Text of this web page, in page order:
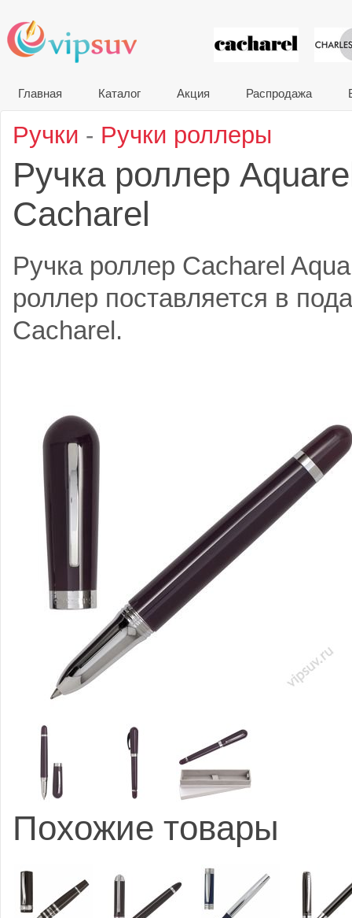
VIP
Главная Каталог Акция Распродажа
Ручки - Ручки роллеры
Ручка роллер
Cacharel
Ручка роллер Cacharel
роллер поставляется в
Cacharel.
Похожие товары